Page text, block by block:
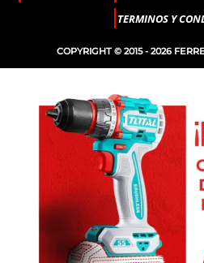
TERMINOS Y
COPYRIGHT © 2015 - 2026